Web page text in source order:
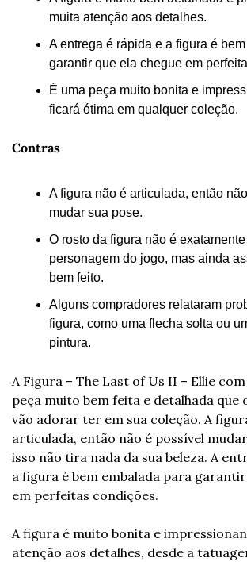
muita atenção aos detalhes.
A entrega é rápida e a figura é
garantir que ela chegue em
É uma peça muito bonita e
ficará ótima em qualquer coleção.
Contras
A figura não é articulada, então
mudar sua pose.
O rosto da figura não é
personagem do jogo, mas ainda
bem feito.
Alguns compradores relataram
figura, como uma flecha solta ou
pintura.
A Figura – The Last of Us II – Ellie
peça muito bem feita e detalhada que
vão adorar ter em sua coleção. A
articulada, então não é possível
isso não tira nada da sua beleza. A
a figura é bem embalada para
em perfeitas condições.
A figura é muito bonita e
atenção aos detalhes, desde a